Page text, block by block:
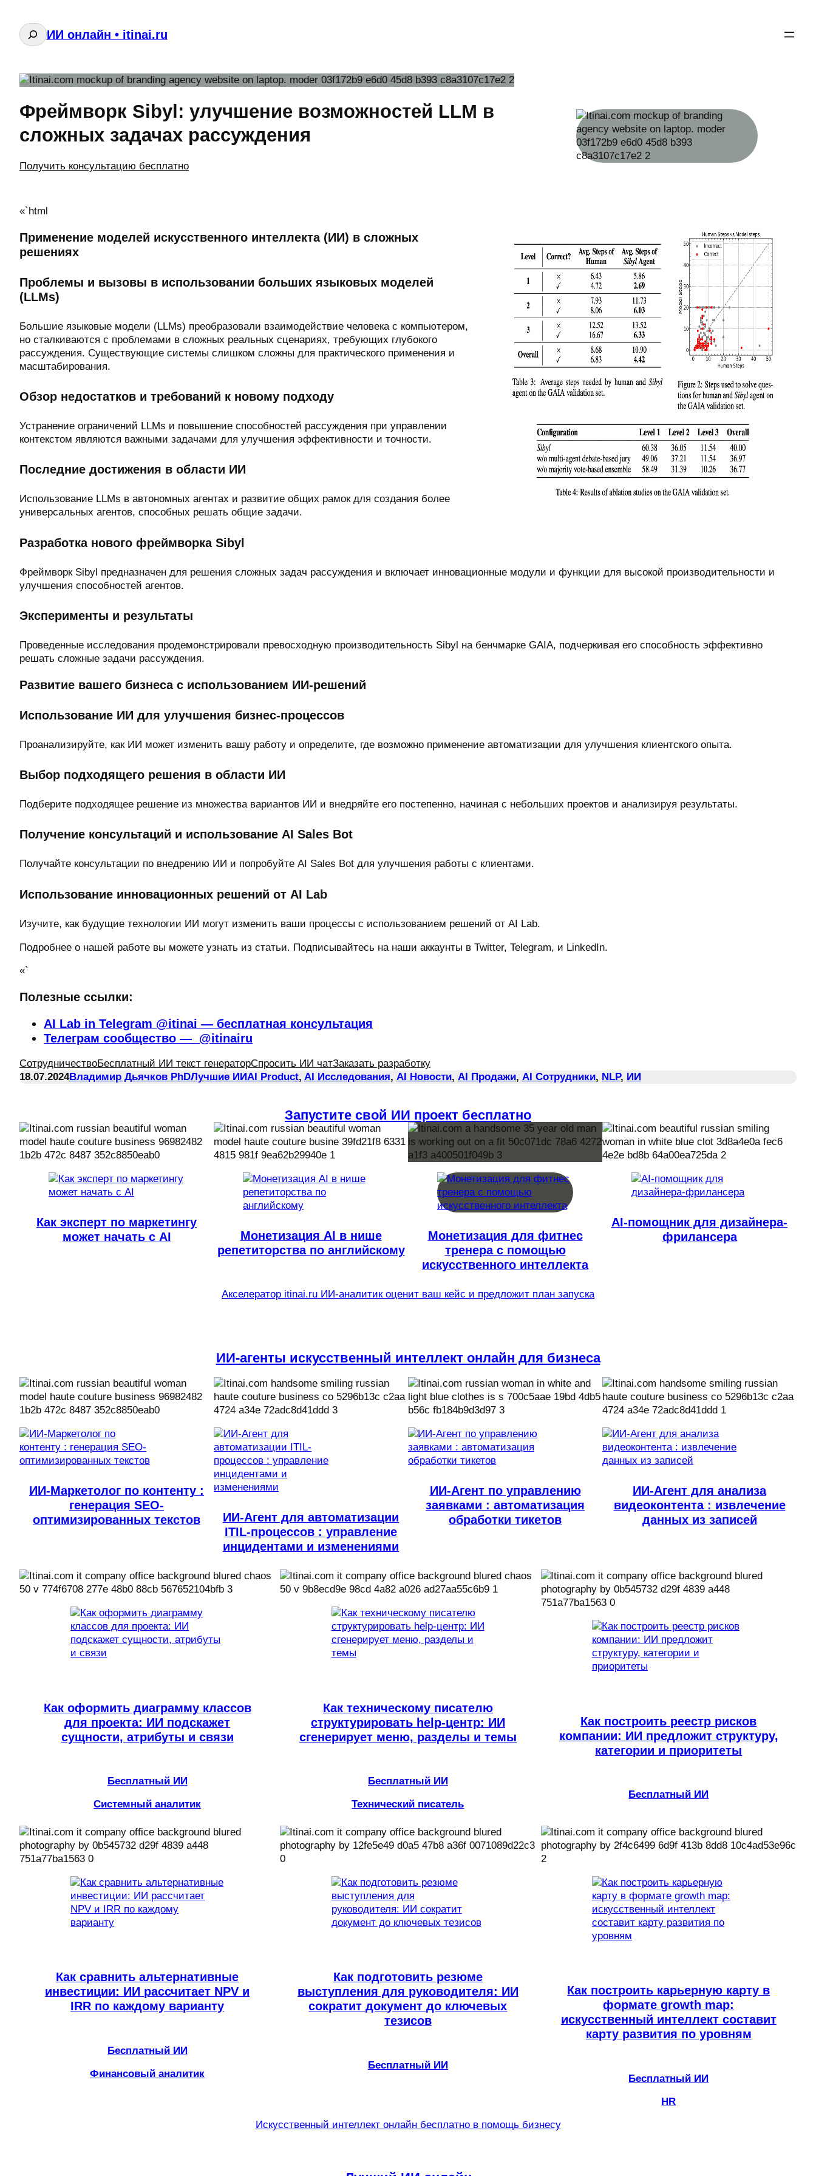
ПоискИИ онлайн • itinai.ru
Фреймворк Sibyl: улучшение возможностей LLM в
сложных задачах рассуждения
Получить консультацию бесплатно
«`html
Применение моделей искусственного интеллекта (ИИ) в сложных
решениях
Проблемы и вызовы в использовании больших языковых моделей
(LLMs)
Большие языковые модели (LLMs) преобразовали взаимодействие человека с компьютером,
но сталкиваются с проблемами в сложных реальных сценариях, требующих глубокого
рассуждения. Существующие системы слишком сложны для практического применения и
масштабирования.
Обзор недостатков и требований к новому подходу
Устранение ограничений LLMs и повышение способностей рассуждения при управлении
контекстом являются важными задачами для улучшения эффективности и точности.
Последние достижения в области ИИ
Использование LLMs в автономных агентах и развитие общих рамок для создания более
универсальных агентов, способных решать общие задачи.
Разработка нового фреймворка Sibyl
Фреймворк Sibyl предназначен для решения сложных задач рассуждения и включает инновационные модули и функции для высокой производительности и
улучшения способностей агентов.
Эксперименты и результаты
Проведенные исследования продемонстрировали превосходную производительность Sibyl на бенчмарке GAIA, подчеркивая его способность эффективно
решать сложные задачи рассуждения.
Развитие вашего бизнеса с использованием ИИ-решений
Использование ИИ для улучшения бизнес-процессов
Проанализируйте, как ИИ может изменить вашу работу и определите, где возможно применение автоматизации для улучшения клиентского опыта.
Выбор подходящего решения в области ИИ
Подберите подходящее решение из множества вариантов ИИ и внедряйте его постепенно, начиная с небольших проектов и анализируя результаты.
Получение консультаций и использование AI Sales Bot
Получайте консультации по внедрению ИИ и попробуйте AI Sales Bot для улучшения работы с клиентами.
Использование инновационных решений от AI Lab
Изучите, как будущие технологии ИИ могут изменить ваши процессы с использованием решений от AI Lab.
Подробнее о нашей работе вы можете узнать из статьи. Подписывайтесь на наши аккаунты в Twitter, Telegram, и LinkedIn.
«`
Полезные ссылки:
AI Lab in Telegram @itinai — бесплатная консультация
Телеграм сообщество — @itinairu
СотрудничествоБесплатный ИИ текст генераторСпросить ИИ чатЗаказать разработку
18.07.2024Владимир Дьячков PhDЛучшие ИИAI Product, AI Исследования, AI Новости, AI Продажи, AI Сотрудники, NLP, ИИ
Запустите свой ИИ проект бесплатно
Как эксперт по маркетингу
может начать с AI
Монетизация AI в нише
репетиторства по английскому
Монетизация для фитнес
тренера с помощью
искусственного интеллекта
AI-помощник для дизайнера-
фрилансера
Акселератор itinai.ru ИИ-аналитик оценит ваш кейс и предложит план запуска
ИИ-агенты искусственный интеллект онлайн для бизнеса
ИИ-Маркетолог по контенту :
генерация SEO-
оптимизированных текстов
ИИ-Агент для автоматизации
ITIL-процессов : управление
инцидентами и изменениями
ИИ-Агент по управлению
заявками : автоматизация
обработки тикетов
ИИ-Агент для анализа
видеоконтента : извлечение
данных из записей
Как оформить диаграмму классов
для проекта: ИИ подскажет
сущности, атрибуты и связи
Бесплатный ИИ
Системный аналитик
Как техническому писателю
структурировать help-центр: ИИ
сгенерирует меню, разделы и темы
Бесплатный ИИ
Технический писатель
Как построить реестр рисков
компании: ИИ предложит структуру,
категории и приоритеты
Бесплатный ИИ
Как сравнить альтернативные
инвестиции: ИИ рассчитает NPV и
IRR по каждому варианту
Бесплатный ИИ
Финансовый аналитик
Как подготовить резюме
выступления для руководителя: ИИ
сократит документ до ключевых
тезисов
Бесплатный ИИ
Как построить карьерную карту в
формате growth map:
искусственный интеллект составит
карту развития по уровням
Бесплатный ИИ
HR
Искусственный интеллект онлайн бесплатно в помощь бизнесу